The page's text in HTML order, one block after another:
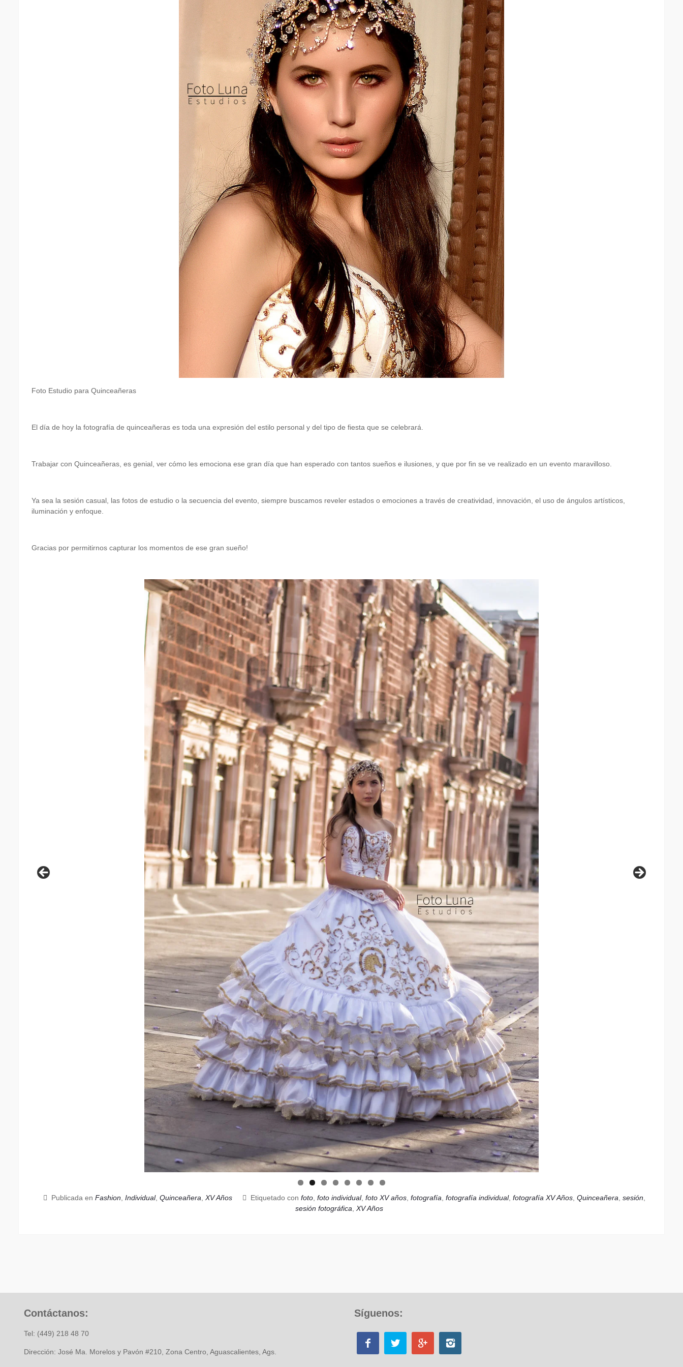
Foto Estudio para Quinceañeras
El día de hoy la fotografía de quinceañeras es toda una expresión del estilo personal y del tipo de fiesta que se celebrará.
Trabajar con Quinceañeras, es genial, ver cómo les emociona ese gran día que han esperado con tantos sueños e ilusiones, y que por fin se ve realizado en un evento maravilloso.
Ya sea la sesión casual, las fotos de estudio o la secuencia del evento, siempre buscamos reveler estados o emociones a través de creatividad, innovación, el uso de ángulos artísticos,
iluminación y enfoque.
Gracias por permitirnos capturar los momentos de ese gran sueño!
Publicada en Fashion Individual, Quinceañera XV Años Etiquetado con foto, foto individual, foto XV años, fotografía fotografía individual, fotografía XV Años, Quinceañera sesión
sesión fotográfica XV Años
Contáctanos:
Tel: (449) 218 48 70
Dirección: José Ma. Morelos y Pavón #210, Zona Centro, Aguascalientes, Ags.
Síguenos: